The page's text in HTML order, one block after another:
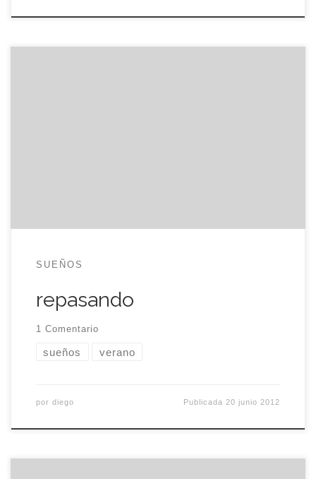
SUEÑOS
repasando
1 Comentario
sueños verano
por diego Publicada 20 junio 2012